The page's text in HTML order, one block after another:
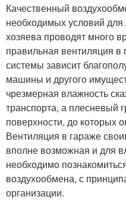
Качественный
необходимых условий
хозяева проводят много
правильная вентиляция в
системы зависит
машины и другого
чрезмерная влажность
транспорта, а плесневый
поверхности, до которых
Вентиляция в гараже
вполне возможная и для
необходимо
воздухообмена, с
организации.